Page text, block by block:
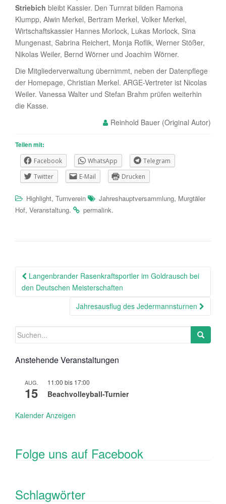
Striebich bleibt Kassier. Den Turnrat bilden Ramona
Klumpp, Alwin Merkel, Bertram Merkel, Volker Merkel,
Wirtschaftskassier Hannes Morlock, Lukas Morlock, Sina
Mungenast, Sabrina Reichert, Monja Roflik, Werner Stößer,
Nikolas Weiler, Bernd Wörner und Joachim Wörner.
Die Mitgliederverwaltung übernimmt, neben der Datenpflege
der Homepage, Christian Merkel. ARGE-Vertreter ist Nicolas
Weiler. Vanessa Walter und Stefan Brahm prüfen weiterhin
die Kasse.
Reinhold Bauer
Teilen mit:
Facebook WhatsApp
Telegram
Twitter
E-Mail Drucken
Highlight, Turnverein Jahreshauptversammlung, Murgtäler
Hof, Veranstaltung. permalink.
Beitragsnavigation
Langenbrander Rasenkraftsportler im Goldrausch bei
den Deutschen Meisterschaften
Jahresausflug des Jedermannsturnen
Suchen
Anstehende Veranstaltungen
AUG.
15
11:00 bis 17:00
Beachvolleyball-Turnier
Kalender Anzeigen
Folge uns auf Facebook
Schlagwörter